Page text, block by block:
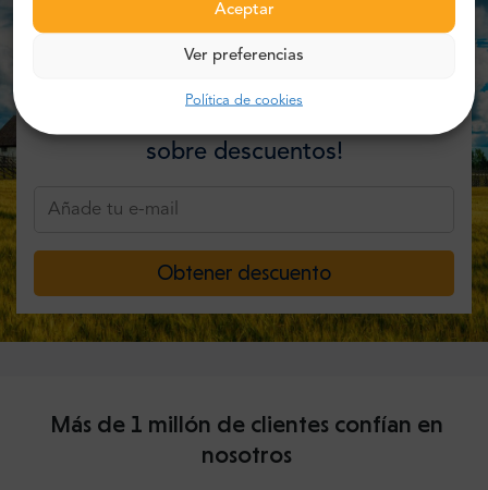
Aceptar
Ver preferencias
Política de cookies
sobre descuentos!
Obtener descuento
Más de 1 millón de clientes confían en
nosotros